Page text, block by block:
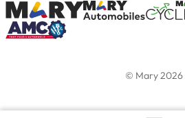
© Mary 2026